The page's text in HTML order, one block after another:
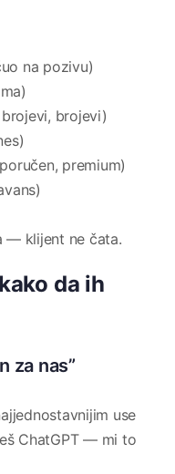
na pozivu)
brojevi)
premium)
— klijent ne čata.
da ih
za nas”
use
ChatGPT — mi to